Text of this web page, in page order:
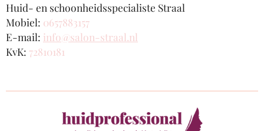
Huid- en schoonheidsspecialiste Straal
Mobiel: 0657883157
E-mail: info@salon-straal.nl
KvK: 72810181